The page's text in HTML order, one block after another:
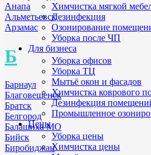
Анапа
Альметьевск
Арзамас
Б
Барнаул
Благовещенск
Братск
Белгород
Балашиха МО
Бийск
Биробиджан
Химчистка мягкой
Дезинфекция
Озонирование
Уборка после ЧП
Для бизнеса
Уборка офисов
Уборка ТЦ
Мытьё окон и фасадов
Химчистка коврового
Дезинфекция
Промышленное
Цены
Уборка цены
Химчистка цены